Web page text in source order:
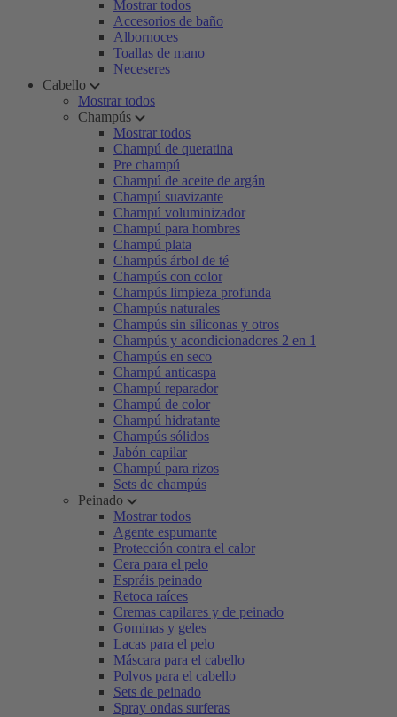
Mostrar todos
Accesorios de baño
Albornoces
Toallas de mano
Neceseres
Cabello
Mostrar todos
Champús
Mostrar todos
Champú de queratina
Pre champú
Champú de aceite de argán
Champú suavizante
Champú voluminizador
Champú para hombres
Champú plata
Champús árbol de té
Champús con color
Champús limpieza profunda
Champús naturales
Champús sin siliconas y otros
Champús y acondicionadores 2 en 1
Champús en seco
Champú anticaspa
Champú reparador
Champú de color
Champú hidratante
Champús sólidos
Jabón capilar
Champú para rizos
Sets de champús
Peinado
Mostrar todos
Agente espumante
Protección contra el calor
Cera para el pelo
Espráis peinado
Retoca raíces
Cremas capilares y de peinado
Gominas y geles
Lacas para el pelo
Máscara para el cabello
Polvos para el cabello
Sets de peinado
Spray ondas surferas